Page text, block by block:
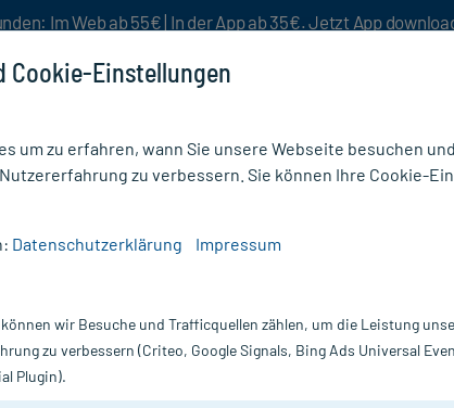
Im Web ab 55€ | In der App ab 35€. Jetzt App
für kurze Zeit:Gratis-Versand* ab 19€
Cookie-Einstellungen
um zu erfahren, wann Sie unsere Webseite besuchen
zu verbessern. Sie können Ihre Cookie-
Datenschutzerklärung Impressum
wir Besuche und Trafficquellen zählen, um die Leistung
zu verbessern (Criteo, Google Signals, Bing Ads Universal
Plugin).